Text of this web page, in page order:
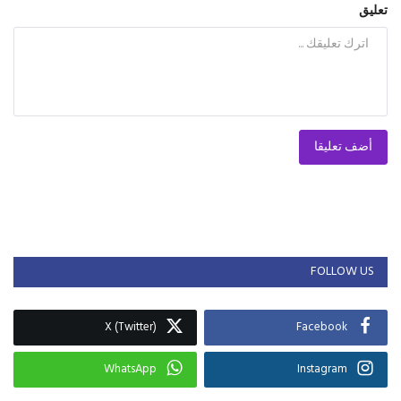
تعليق
أضف تعليقا
FOLLOW US
Facebook
X (Twitter)
Instagram
WhatsApp